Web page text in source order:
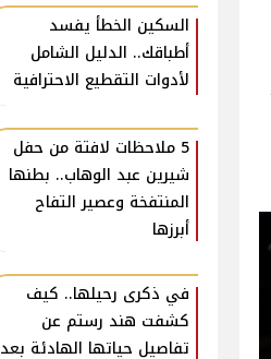
السكين الخطأ يفسد
أطباقك.. الدليل الشامل
لأدوات التقطيع الاحترافية
5 ملاحظات لافتة من حفل
شيرين عبد الوهاب.. بطنها
المنتفخة وعصير التفاح
أبرزها
في ذكرى رحيلها.. كيف
كشفت هند رستم عن
تفاصيل حياتها الهادئة بعد